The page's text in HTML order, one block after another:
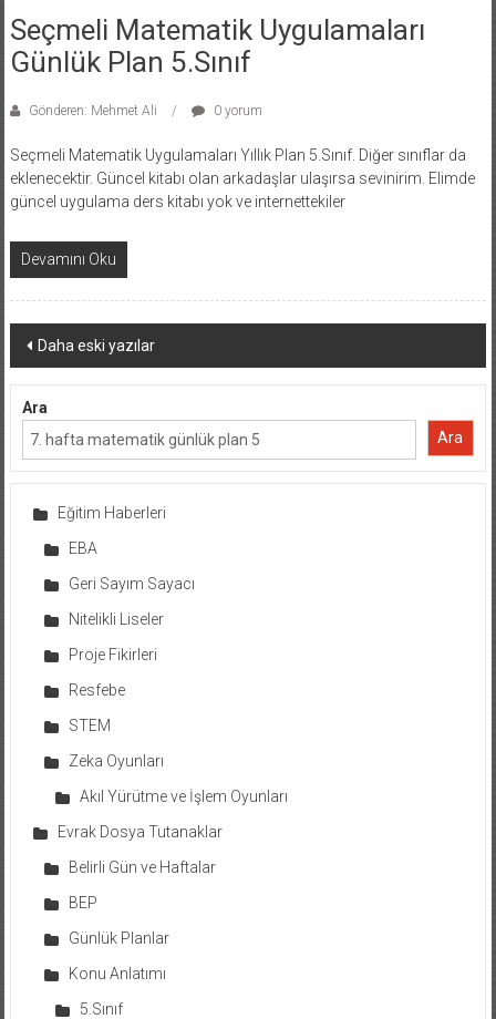
Seçmeli Matematik Uygulamaları
Günlük Plan 5.Sınıf
Gönderen: Mehmet Ali 0 yorum
Seçmeli Matematik Uygulamaları Yıllık Plan 5.Sınıf. Diğer sınıflar da
eklenecektir. Güncel kitabı olan arkadaşlar ulaşırsa sevinirim. Elimde
güncel uygulama ders kitabı yok ve internettekiler
Devamını Oku
Yazı
dolaşımı
Daha eski yazılar
Ara
Ara
Eğitim Haberleri
EBA
Geri Sayım Sayacı
Nitelikli Liseler
Proje Fikirleri
Resfebe
STEM
Zeka Oyunları
Akıl Yürütme ve İşlem Oyunları
Evrak Dosya Tutanaklar
Belirli Gün ve Haftalar
BEP
Günlük Planlar
Konu Anlatımı
5.Sınıf